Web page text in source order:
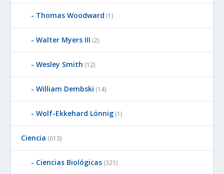
Thomas Woodward (1)
Walter Myers III (2)
Wesley Smith (12)
William Dembski (14)
Wolf-Ekkehard Lönnig (1)
Ciencia (613)
Ciencias Biológicas (321)